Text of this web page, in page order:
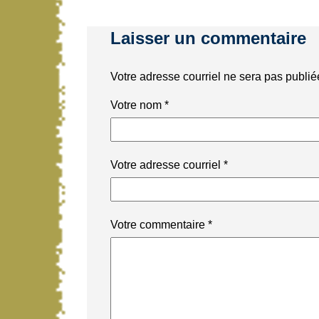
Laisser un commentaire
Votre adresse courriel ne sera pas
Votre nom *
Votre adresse courriel *
Votre commentaire *